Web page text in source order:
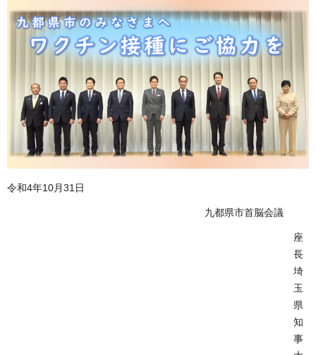
令和4年10月31日
九都県市首脳会議
座
長
埼
玉
県
知
事